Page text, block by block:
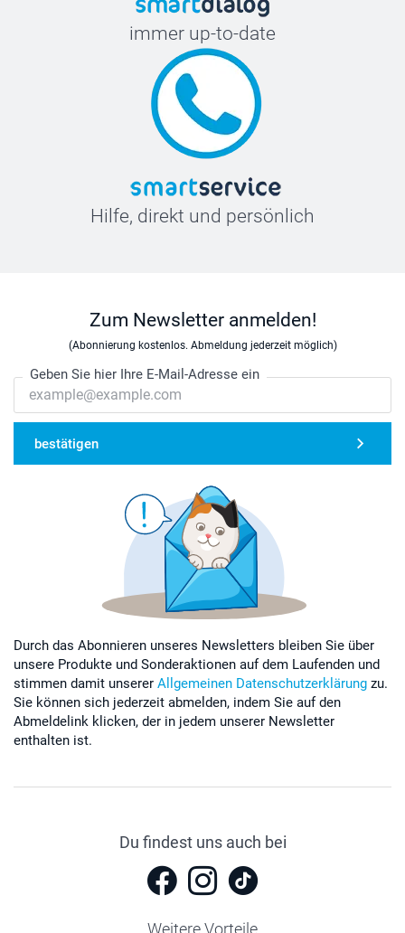
immer up-to-date
Hilfe, direkt und persönlich
Zum Newsletter anmelden!
(Abonnierung kostenlos. Abmeldung jederzeit möglich)
Geben Sie hier Ihre E-Mail-Adresse ein
bestätigen
Durch das Abonnieren unseres Newsletters bleiben Sie über
unsere Produkte und Sonderaktionen auf dem Laufenden und
stimmen damit unserer Allgemeinen Datenschutzerklärung zu.
Sie können sich jederzeit abmelden, indem Sie auf den
Abmeldelink klicken, der in jedem unserer Newsletter
enthalten ist.
Du findest uns auch bei
Weitere Vorteile